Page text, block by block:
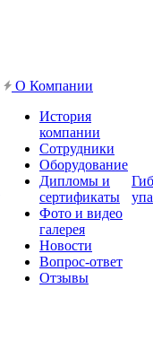
О Компании
История
компании
Сотрудники
Оборудование
Дипломы и
сертификаты
Фото и видео
галерея
Новости
Вопрос-ответ
Отзывы